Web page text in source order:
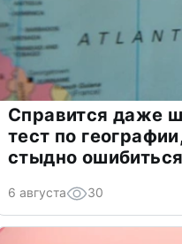
Справится даже
тест по
стыдно ошибиться
6 августа 30